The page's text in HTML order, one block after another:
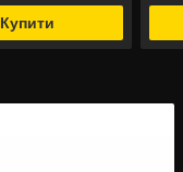
Купити